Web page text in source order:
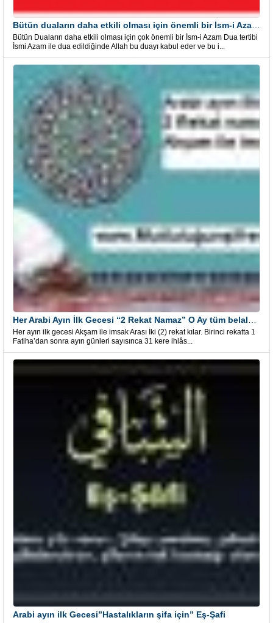
Bütün Duaların daha etkili olması için çok önemli bir İsm-i Azam Dua tertibi
İsmi Azam ile dua edildiğinde Allah bu duayı kabul eder ve bu i...
Her ayın ilk gecesi Akşam ile imsak Arası İki (2) rekat kılar. Birinci rekatta 1
Fatiha’dan sonra ayın günleri sayısınca 31 kere ihlâs...
Arabi ayın ilk Gecesi”Hastalıkların şifa için” Eş-Şafi